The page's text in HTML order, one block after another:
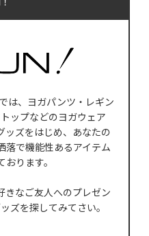
は、ヨガパンツ・レギン
ップなどのヨガウェア
ッズをはじめ、あなたの
落で機能性あるアイテム
おります。
きなご友人へのプレゼン
ズを探してみてさい。